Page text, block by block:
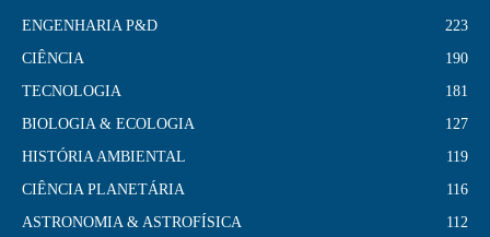
ENGENHARIA P&D
223
CIÊNCIA
190
TECNOLOGIA
181
BIOLOGIA & ECOLOGIA
127
HISTÓRIA AMBIENTAL
119
CIÊNCIA PLANETÁRIA
116
ASTRONOMIA & ASTROFÍSICA
112